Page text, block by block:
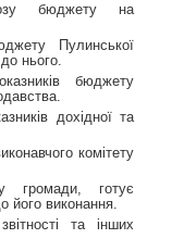
бюджету на
Пулинської
нього.
бюджету
дохідної та
комітету
громади, готує
його виконання.
та інших